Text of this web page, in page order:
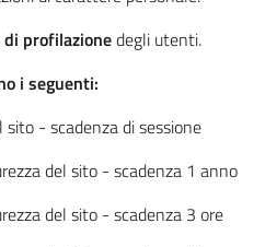
di profilazionedegli utenti.
i seguenti:
sito - scadenza di sessione
del sito - scadenza 1 anno
del sito - scadenza 3 ore